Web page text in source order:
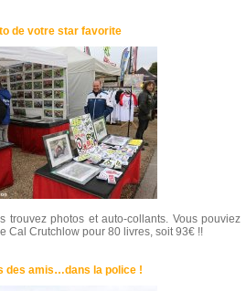
de votre star favorite
trouvez photos et auto-collants. Vous pouviez
Cal Crutchlow pour 80 livres, soit 93€ !!
des amis…dans la police !